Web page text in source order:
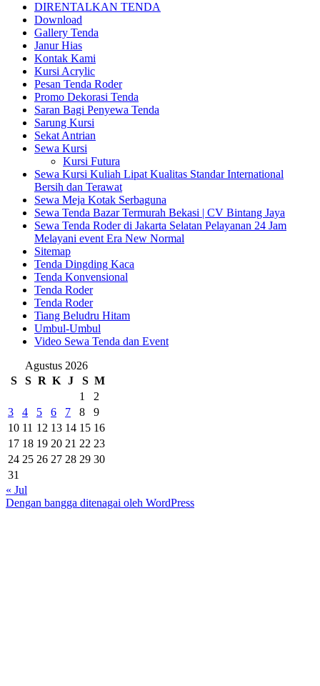
DIRENTALKAN TENDA
Download
Gallery Tenda
Janur Hias
Kontak Kami
Kursi Acrylic
Pesan Tenda Roder
Promo Dekorasi Tenda
Saran Bagi Penyewa Tenda
Sarung Kursi
Sekat Antrian
Sewa Kursi
Kursi Futura
Sewa Kursi Kuliah Lipat Kualitas Standar International
Bersih dan Terawat
Sewa Meja Kotak Serbaguna
Sewa Tenda Bazar Termurah Bekasi | CV Bintang Jaya
Sewa Tenda Roder di Jakarta Selatan Pelayanan 24 Jam
Melayani event Era New Normal
Sitemap
Tenda Dingding Kaca
Tenda Konvensional
Tenda Roder
Tenda Roder
Tiang Beludru Hitam
Umbul-Umbul
Video Sewa Tenda dan Event
Agustus 2026
S
S R K J S M
1
2
3
4 5 6 7 8
9
10 11 12 13 14 15 16
17 18 19 20 21 22 23
24 25 26 27 28 29 30
31
« Jul
Dengan bangga ditenagai oleh WordPress